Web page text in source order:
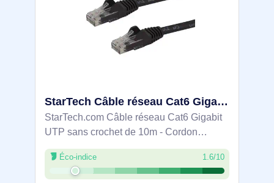
StarTech Câble réseau Cat6 Gigabit UTP sans crochet de 10m - N6PATC10MBK
StarTech.com Câble réseau Cat6 Gigabit
UTP sans crochet de 10m - Cordon
Ethernet RJ45 anti-accroc - M/M - Noir.
Longueur de câble: 10 m, Câble standard:
Cat6, Blindage du câble: U/UTP (UTP),
Éco-indice 1.6/10